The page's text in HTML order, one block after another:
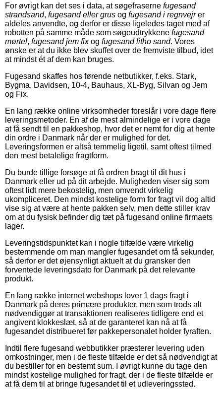
For øvrigt kan det ses i data, at søgefraserne fugesand
strandsand, fugesand eller grus og fugesand i regnvejrer
aldeles anvendte, og derfor er disse ligeledes taget med af
robotten på samme måde som søgeudtrykkene fugesand
mørtel, fugesand jem fixog fugesand litho sand. Vores
ønske er at du ikke blev skuffet over de fremviste tilbud, idet
at mindst ét af dem kan bruges.
Fugesand skaffes hos førende netbutikker, f.eks. Stark,
Bygma, Davidsen, 10-4, Bauhaus, XL-Byg, Silvan og Jem
og Fix.
En lang række online virksomheder foreslår i vore dage flere
leveringsmetoder. En af de mest almindelige er i vore dage
at få sendt til en pakkeshop, hvor det er nemt for dig at hente
din ordre i Danmark når der er mulighed for det.
Leveringsformen er altså temmelig ligetil, samt oftest tilmed
den mest betalelige fragtform.
Du burde tillige forsøge at få ordren bragt til dit hus i
Danmark eller ud på dit arbejde. Muligheden viser sig som
oftest lidt mere bekostelig, men omvendt virkelig
ukompliceret. Den mindst kostelige form for fragt vil dog altid
vise sig at være at hente pakken selv, men dette stiller krav
om at du fysisk befinder dig tæt på fugesand online firmaets
lager.
Leveringstidspunktet kan i nogle tilfælde være virkelig
bestemmende om man mangler fugesandet om få sekunder,
så derfor er det øjensynligt aktuelt at du gransker den
forventede leveringsdato for Danmark på det relevante
produkt.
En lang række internet webshops lover 1 dags fragt i
Danmark på deres primære produkter, men som trods alt
nødvendiggør at transaktionen realiseres tidligere end et
angivent klokkeslæt, så at de garanteret kan nå at få
fugesandet distribueret før pakkepersonalet holder fyraften.
Indtil flere fugesand webbutikker præsterer levering uden
omkostninger, men i de fleste tilfælde er det så nødvendigt at
du bestiller for en bestemt sum. I øvrigt kunne du tage den
mindst kostelige mulighed for fragt, der i de fleste tilfælde er
at få dem til at bringe fugesandet til et udleveringssted.